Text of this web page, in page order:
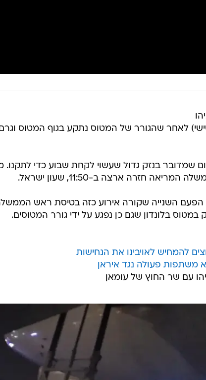
לאחר שהגורר של המטוס נתקע בגוף המטוס
שמדובר בנזק גדול שעשוי לקחת שבוע כדי לתקנו.
חזרה ארצה ב-11:50, שעון ישראל.
השנייה שקורה אירוע כזה בטיסת ראש
בלונדון שגם כן נפגע על ידי גורר המטוסים.
להמחיש לאויבינו את הנחישות
משתפות פעולה נגד איראן
עם שר החוץ של עומאן